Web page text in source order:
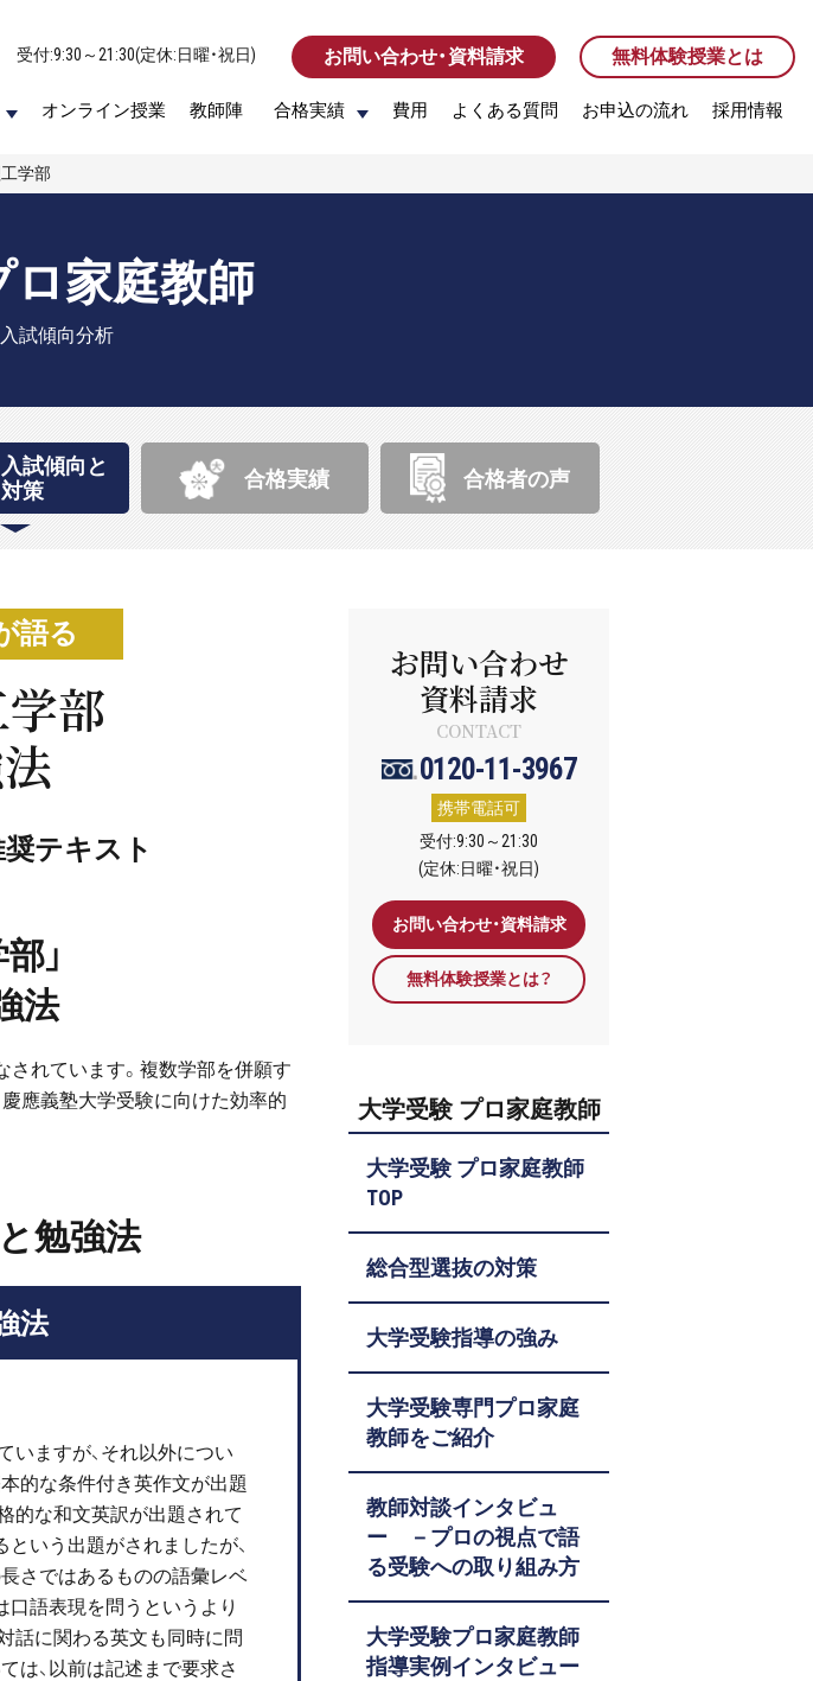
受付:9:30～21:30(定休:日曜・祝日) お問い合わせ・資料請求 無料体験授業とは
オンライン授業 教師陣 合格実績 費用 よくある質問 お申込の流れ 採用情報
受付:9:30～21:30(定休:日曜・祝日) お問い合わせ・資料請求 無料体験授業とは
オンライン授業 教師陣 合格実績 費用 よくある質問 お申込の流れ 採用情報
学部
ロ家庭教師
試傾向分析
入試傾向と
対策
合格実績 合格者の声
語る
部
奨テキスト
」
法
されています。複数学部を併願す
慶應義塾大学受験に向けた効率的
勉強法
法
いますが、それ以外につい
的な条件付き英作文が出題
的な和文英訳が出題されて
いう出題がされましたが、
さではあるものの語彙レベ
口語表現を問うというより
話に関わる英文も同時に問
は、以前は記述まで要求さ
お問い合わせ
資料請求
CONTACT
0120-11-3967
携帯電話可
受付:9:30～21:30
(定休:日曜・祝日)
お問い合わせ・資料請求
無料体験授業とは？
大学受験 プロ家庭教師
大学受験 プロ家庭教師
TOP
総合型選抜の対策
大学受験指導の強み
大学受験専門プロ家庭
教師をご紹介
教師対談インタビュ
ー －プロの視点で語
る受験への取り組み方
大学受験プロ家庭教師
指導実例インタビュー